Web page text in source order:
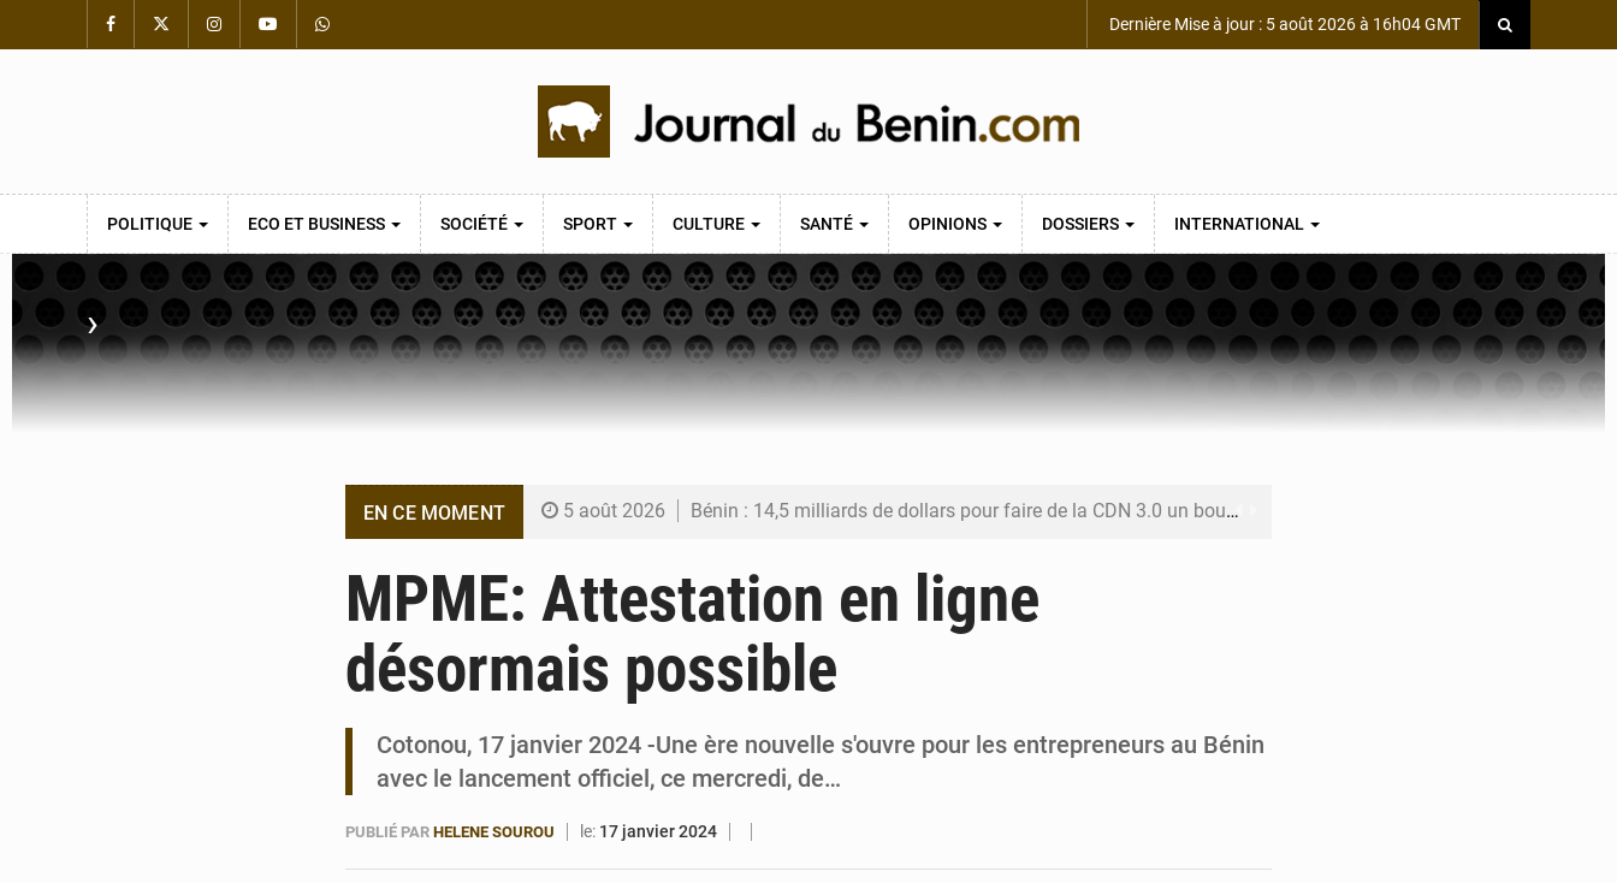
Dernière Mise à jour : 5 août 2026 à 16h04 GMT
POLITIQUE ECO ET BUSINESS SOCIÉTÉ SPORT CULTURE SANTÉ OPINIONS DOSSIERS INTERNATIONAL
›
EN CE MOMENT 5 août 2026 Bénin : 14,5 milliards de dollars pour faire de la CDN 3.0 un bouclier économique
4 août 2026 FÉBÉBOXE : la gouvernance, premier combat de la mandature 2026-2030
3 août 2026 Valse des entraîneurs en Première Division béninoise
MPME: Attestation en ligne
désormais possible
Cotonou, 17 janvier 2024 -Une ère nouvelle s'ouvre pour les entrepreneurs au Bénin
avec le lancement officiel, ce mercredi, de…
PUBLIÉ PAR HELENE SOUROU le: 17 janvier 2024